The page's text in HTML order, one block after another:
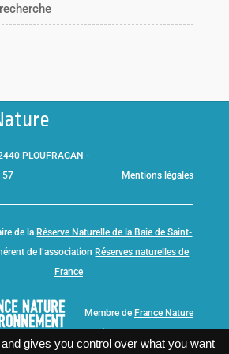
PLOUFRAGAN -
57
Mentions légales
de la Réserve Naturelle de la Baie de Saint-
de l’association Réserves naturelles de
France
Membre de France Nature
gives you control over what you want